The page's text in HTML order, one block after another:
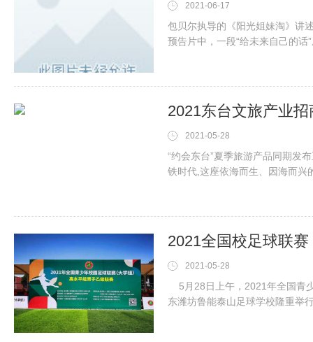
2021-06-17
包贝尔执导的《阳光姐妹淘》讲
预告片中，一段“给未来自己的
《Star营业中》说起这段戏的感
2021东台文旅产业
2021-05-28
“约会东台”夏季旅游产品同期发
铁时代,这座依海而生、因海而兴
2021全国校足球联
2021-05-28
5月28日上午，2021年全国青
东潍坊鲁能泰山足球学校隆重举